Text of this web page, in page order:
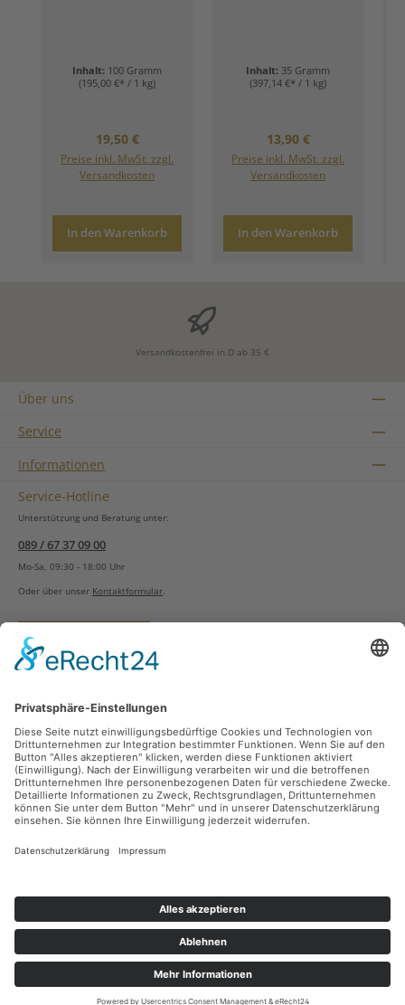
Inhalt: 100 Gramm
(195,00 €* / 1 kg)
Regulärer Preis:
19,50 €
Preise inkl. MwSt. zzgl.
Versandkosten
In den Warenkorb
Inhalt: 35 Gramm
(397,14 €* / 1 kg)
Regulärer Preis:
13,90 €
Preise inkl. MwSt. zzgl.
Versandkosten
In den Warenkorb
Versandkostenfrei in D ab 35 €
Über uns
Service
Informationen
Service-Hotline
Unterstützung und Beratung unter:
089 / 67 37 09 00
Mo-Sa, 09:30 - 18:00 Uhr
Oder über unser Kontaktformular.
Vertrag widerrufen
Zahlungsarten
Sicher Einkaufen
Ladengeschäft
Newsletter
Facebook Instagram
Alle Preise inkl. gesetzl. Mehrwertsteuer zzgl.
Nachnahmegebühren, wenn nicht anders angegeben.